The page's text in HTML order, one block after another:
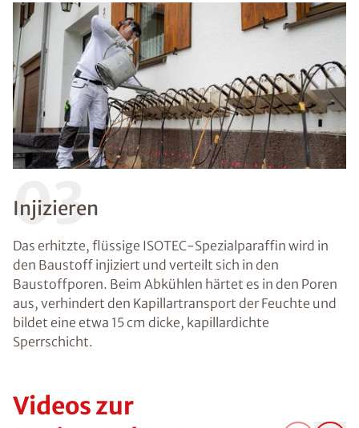
03
Injizieren
Das erhitzte, flüssige ISOTEC-Spezialparaffin wird in
den Baustoff injiziert und verteilt sich in den
Baustoffporen. Beim Abkühlen härtet es in den Poren
aus, verhindert den Kapillartransport der Feuchte und
bildet eine etwa 15 cm dicke, kapillardichte
Sperrschicht.
Videos zur